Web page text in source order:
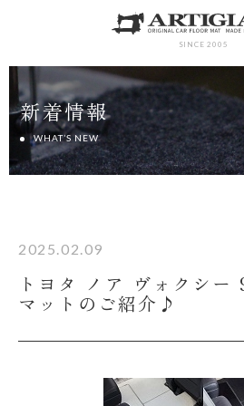
SINCE 2005
新着情報
WHAT’S NEW
2025.02.09
トヨタ ノア ヴォクシ
マットのご紹介♪